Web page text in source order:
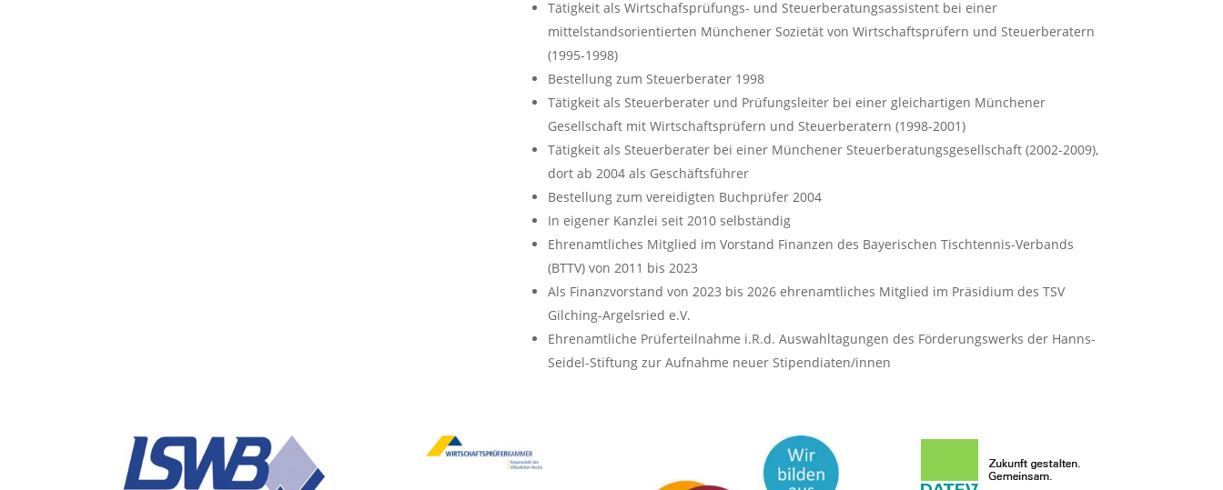
Tätigkeit als Wirtschafsprüfungs- und Steuerberatungsassistent bei einer
mittelstandsorientierten Münchener Sozietät von Wirtschaftsprüfern und Steuerberatern
(1995-1998)
Bestellung zum Steuerberater 1998
Tätigkeit als Steuerberater und Prüfungsleiter bei einer gleichartigen Münchener
Gesellschaft mit Wirtschaftsprüfern und Steuerberatern (1998-2001)
Tätigkeit als Steuerberater bei einer Münchener Steuerberatungsgesellschaft (2002-2009),
dort ab 2004 als Geschäftsführer
Bestellung zum vereidigten Buchprüfer 2004
In eigener Kanzlei seit 2010 selbständig
Ehrenamtliches Mitglied im Vorstand Finanzen des Bayerischen Tischtennis-Verbands
(BTTV) von 2011 bis 2023
Als Finanzvorstand von 2023 bis 2026 ehrenamtliches Mitglied im Präsidium des TSV
Gilching-Argelsried e.V.
Ehrenamtliche Prüferteilnahme i.R.d. Auswahltagungen des Förderungswerks der Hanns-
Seidel-Stiftung zur Aufnahme neuer Stipendiaten/innen